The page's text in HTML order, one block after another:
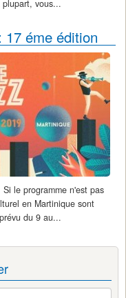
vous...
17 éme édition
le programme n'est pas
en Martinique sont
du 9 au...